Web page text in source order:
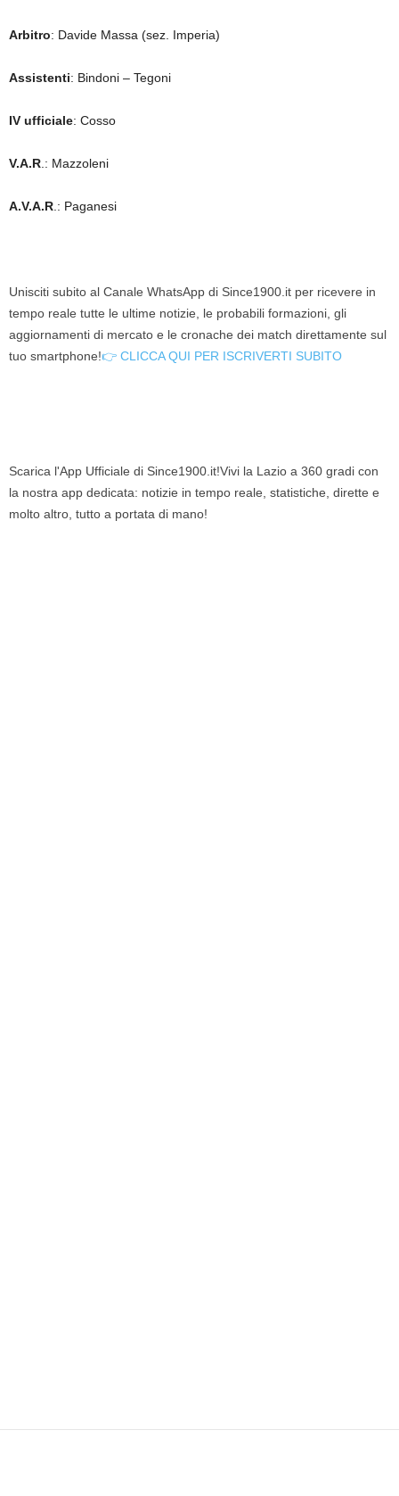
Arbitro: Davide Massa (sez. Imperia)
Assistenti: Bindoni – Tegoni
IV ufficiale: Cosso
V.A.R .: Mazzoleni
A.V.A.R .: Paganesi
Unisciti subito al Canale WhatsApp di Since1900.it per ricevere in
tempo reale tutte le ultime notizie, le probabili formazioni, gli
aggiornamenti di mercato e le cronache dei match direttamente sul
tuo smartphone!👉 CLICCA QUI PER ISCRIVERTI SUBITO
Scarica l'App Ufficiale di Since1900.it!Vivi la Lazio a 360 gradi con
la nostra app dedicata: notizie in tempo reale, statistiche, dirette e
molto altro, tutto a portata di mano!